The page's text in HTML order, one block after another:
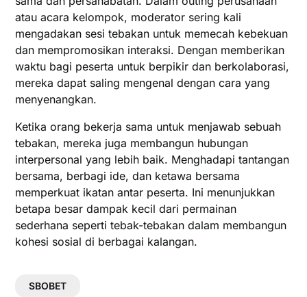
atau acara kelompok, moderator sering kali
mengadakan sesi tebakan untuk memecah kebekuan
dan mempromosikan interaksi. Dengan memberikan
waktu bagi peserta untuk berpikir dan berkolaborasi,
mereka dapat saling mengenal dengan cara yang
menyenangkan.
Ketika orang bekerja sama untuk menjawab sebuah
tebakan, mereka juga membangun hubungan
interpersonal yang lebih baik. Menghadapi tantangan
bersama, berbagi ide, dan ketawa bersama
memperkuat ikatan antar peserta. Ini menunjukkan
betapa besar dampak kecil dari permainan
sederhana seperti tebak-tebakan dalam membangun
kohesi sosial di berbagai kalangan.
SBOBET